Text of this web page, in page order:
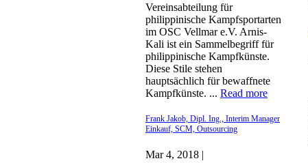
Vereinsabteilung für
philippinische Kampfsportarten
im OSC Vellmar e.V. Arnis-
Kali ist ein Sammelbegriff für
philippinische Kampfkünste.
Diese Stile stehen
hauptsächlich für bewaffnete
Kampfkünste. ... Read more
Frank Jakob, Dipl. Ing., Interim Manager
Einkauf, SCM, Outsourcing
Mar 4, 2018 |